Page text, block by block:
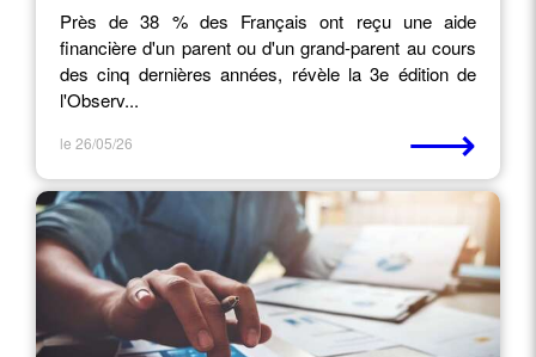
Près de 38 % des Français ont reçu une aide
financière d'un parent ou d'un grand-parent au cours
des cinq dernières années, révèle la 3e édition de
l'Observ...
le 26/05/26 ⟶